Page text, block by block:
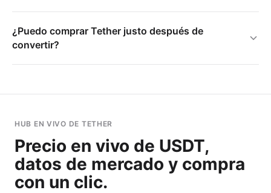
¿Puedo comprar Tether justo después de
convertir?
HUB EN VIVO DE TETHER
Precio en vivo de USDT,
datos de mercado y compra
con un clic.